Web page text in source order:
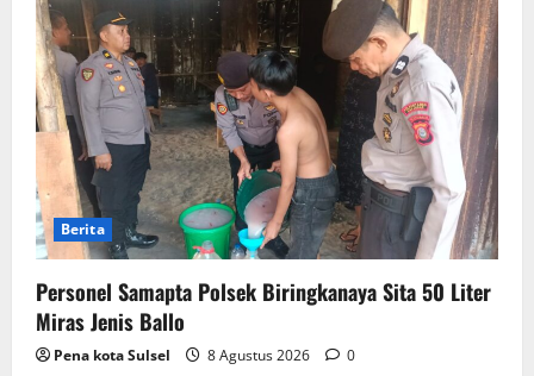
Berita
Personel Samapta Polsek Biringkanaya Sita 50 Liter
Miras Jenis Ballo
Pena kota Sulsel 8 Agustus 2026 0